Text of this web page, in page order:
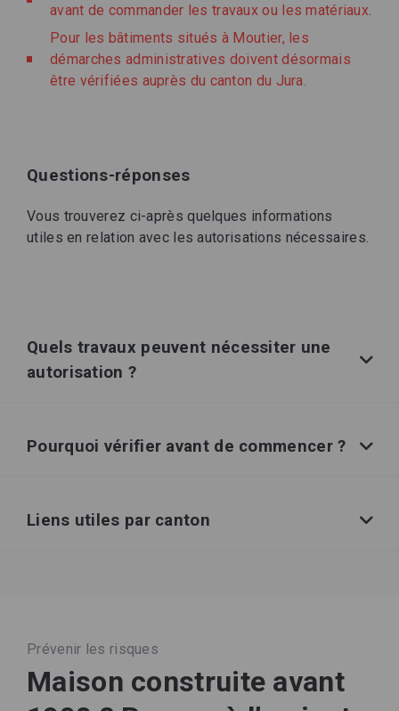
avant de commander les travaux ou les matériaux.
Pour les bâtiments situés à Moutier, les
démarches administratives doivent désormais
être vérifiées auprès du canton du Jura.
Questions-réponses
Vous trouverez ci-après quelques informations
utiles en relation avec les autorisations nécessaires.
Quels travaux peuvent nécessiter une
autorisation ?
Pourquoi vérifier avant de commencer ?
Liens utiles par canton
Prévenir les risques
Maison construite avant